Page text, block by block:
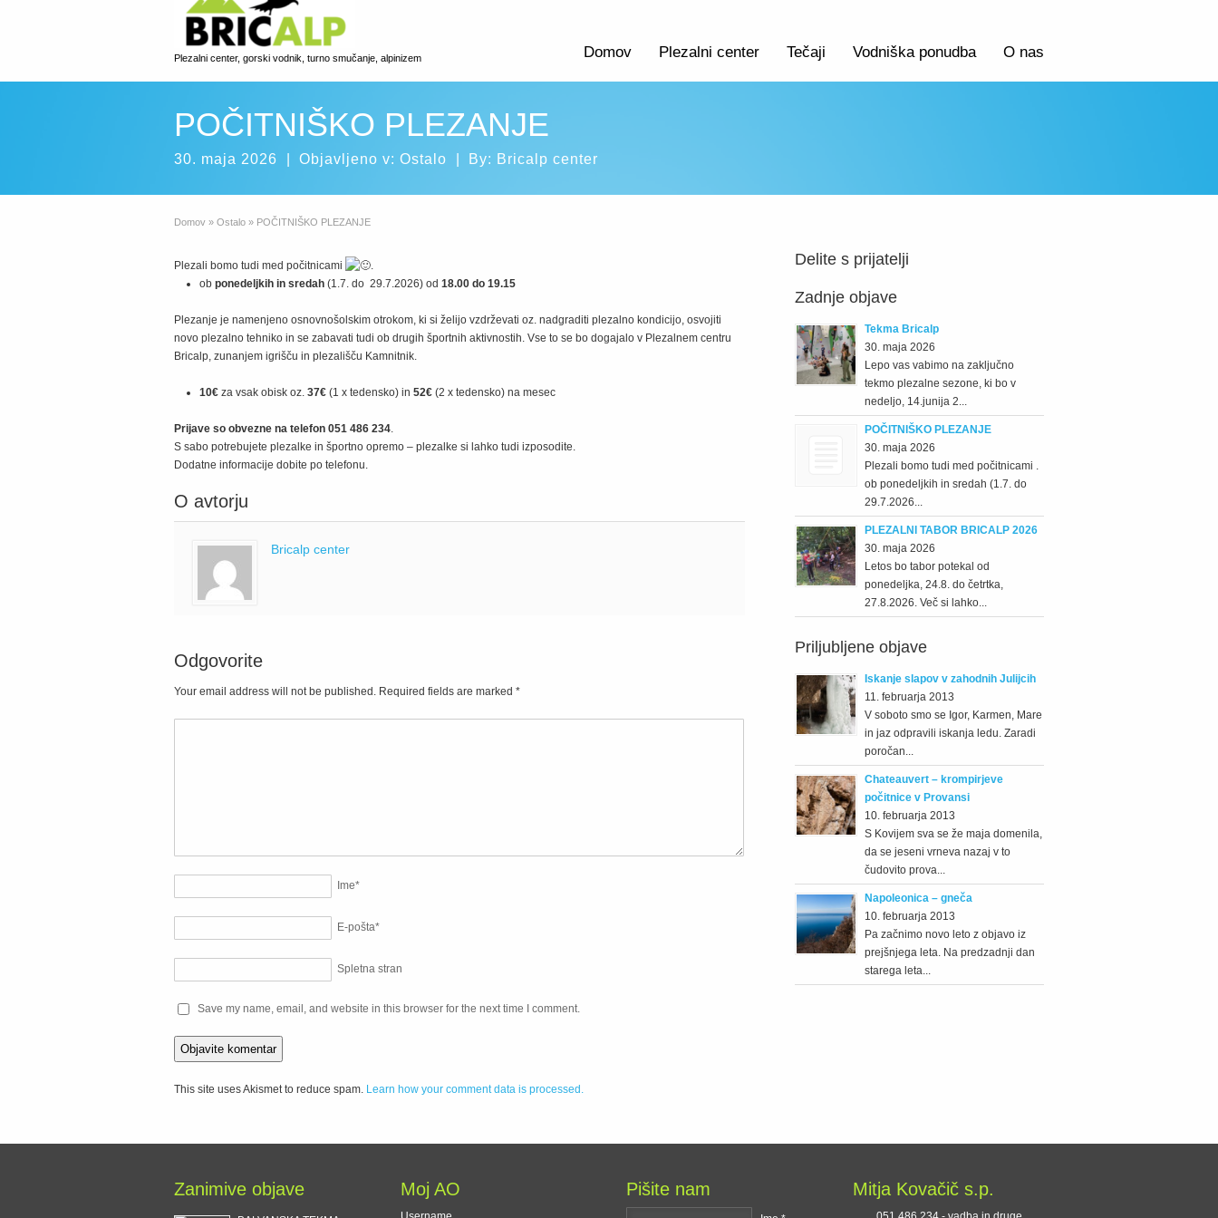
Plezalni center, gorski vodnik, turno smučanje, alpinizem Domov Plezalni center Tečaji Vodniška ponudba O nas
POČITNIŠKO PLEZANJE
30. maja 2026 Objavljeno v:Ostalo By: Bricalp center
Domov » Ostalo » POČITNIŠKO PLEZANJE
Plezali bomo tudi med počitnicami
.
obponedeljkih in sredah (1.7. do 29.7.2026) od18.00 do 19.15
Plezanje je namenjeno osnovnošolskim otrokom, ki si želijo vzdrževati oz. nadgraditi plezalno kondicijo, osvojiti
novo plezalno tehniko in se zabavati tudi ob drugih športnih aktivnostih. Vse to se bo dogajalo v Plezalnem centru
Bricalp, zunanjem igrišču in plezališču Kamnitnik.
10€ za vsak obisk oz.37€ (1 x tedensko) in52€ (2 x tedensko) na mesec
Prijave so obvezne na telefon 051 486 234.
S sabo potrebujete plezalke in športno opremo – plezalke si lahko tudi izposodite.
Dodatne informacije dobite po telefonu.
O avtorju
Bricalp center
Odgovorite
Your email address will not be published. Required fields are marked *
Ime*
E-pošta*
Spletna stran
Save my name, email, and website in this browser for the next time I comment.
This site uses Akismet to reduce spam. Learn how your comment data is processed.
Delite s prijatelji
Zadnje objave
Tekma Bricalp
30. maja 2026
Lepo vas vabimo na zaključno
tekmo plezalne sezone, ki bo v
nedeljo, 14.junija 2...
POČITNIŠKO PLEZANJE
30. maja 2026
Plezali bomo tudi med počitnicami .
ob ponedeljkih in sredah (1.7. do
29.7.2026...
PLEZALNI TABOR BRICALP 2026
30. maja 2026
Letos bo tabor potekal od
ponedeljka, 24.8. do četrtka,
27.8.2026. Več si lahko...
Priljubljene objave
Iskanje slapov v zahodnih Julijcih
11. februarja 2013
V soboto smo se Igor, Karmen, Mare
in jaz odpravili iskanja ledu. Zaradi
poročan...
Chateauvert – krompirjeve
počitnice v Provansi
10. februarja 2013
S Kovijem sva se že maja domenila,
da se jeseni vrneva nazaj v to
čudovito prova...
Napoleonica – gneča
10. februarja 2013
Pa začnimo novo leto z objavo iz
prejšnjega leta. Na predzadnji dan
starega leta...
Zanimive objave Moj AO Pišite nam Mitja Kovačič s.p.